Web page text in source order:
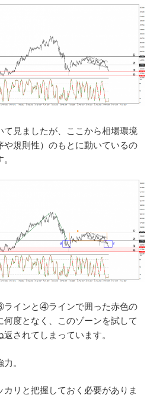
て見ましたが、ここから相場環境
や規則性）のもとに動いているの
ラインと④ラインで囲った赤色の
何度となく、このゾーンを試して
されてしまっています。
。
カリと把握しておく必要がありま